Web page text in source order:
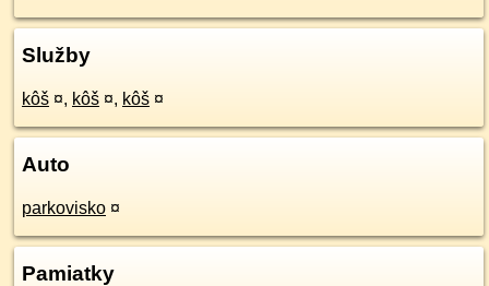
Služby
kôš ¤, kôš ¤, kôš ¤
Auto
parkovisko ¤
Pamiatky